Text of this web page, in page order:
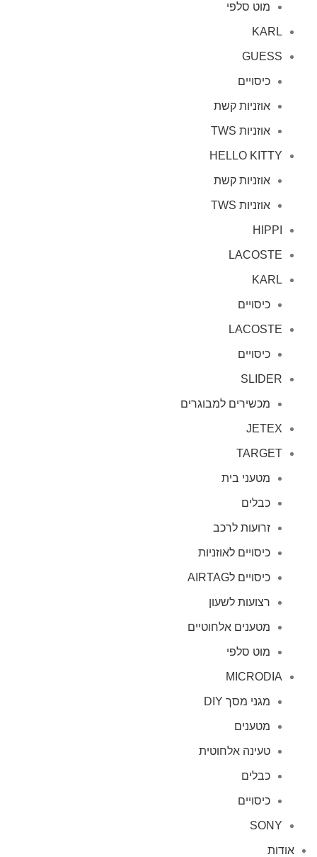
מוט סלפי
KARL
GUESS
כיסויים
אוזניות קשת
אוזניות TWS
HELLO KITTY
אוזניות קשת
אוזניות TWS
HIPPI
LACOSTE
KARL
כיסויים
LACOSTE
כיסויים
SLIDER
מכשירים למבוגרים
JETEX
TARGET
מטעני בית
כבלים
זרועות לרכב
כיסויים לאוזניות
כיסויים לAIRTAG
רצועות לשעון
מטענים אלחוטיים
מוט סלפי
MICRODIA
מגני מסך DIY
מטענים
טעינה אלחוטית
כבלים
כיסויים
SONY
אודות